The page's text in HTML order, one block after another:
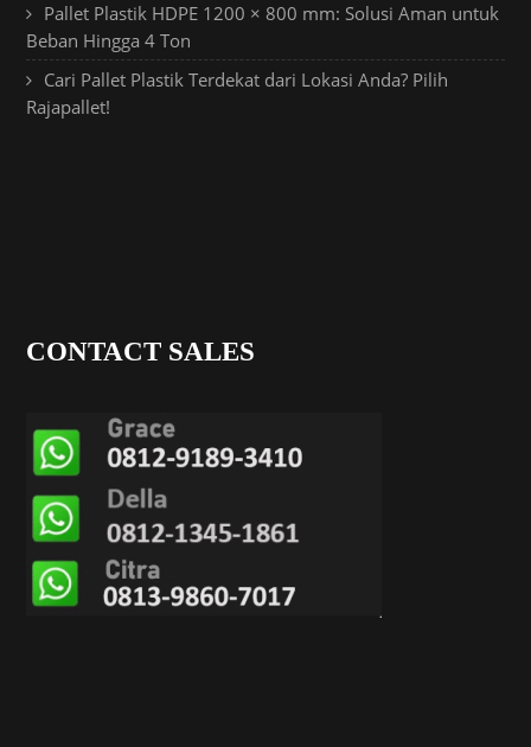
Pallet Plastik HDPE 1200 × 800 mm: Solusi Aman untuk
Beban Hingga 4 Ton
Cari Pallet Plastik Terdekat dari Lokasi Anda? Pilih
Rajapallet!
CONTACT SALES